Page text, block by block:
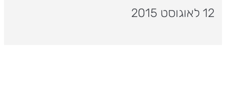
12 לאוגוסט 2015